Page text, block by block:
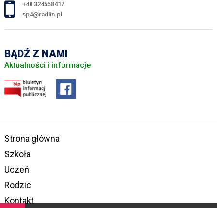
+48 324558417
sp4@radlin.pl
BĄDŹ Z NAMI
Aktualności i informacje
Strona główna
Szkoła
Uczeń
Rodzic
Kontakt